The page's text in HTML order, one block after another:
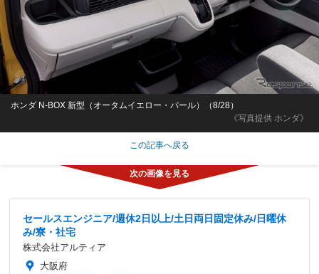
《写真提供 ホンダ》
ホンダ N-BOX 新型（オータムイエロー・パール）（8/28）
この記事へ戻る
セールスエンジニア/週休2日以上/土日両日固定休み/日曜休
み/寮・社宅
株式会社アルティア
大阪府